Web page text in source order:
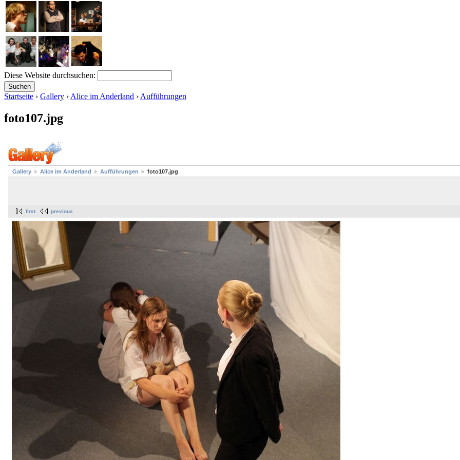
Diese Website durchsuchen:
Startseite › Gallery › Alice im Anderland › Aufführungen
foto107.jpg
Gallery Alice im Anderland Aufführungen foto107.jpg
first previous